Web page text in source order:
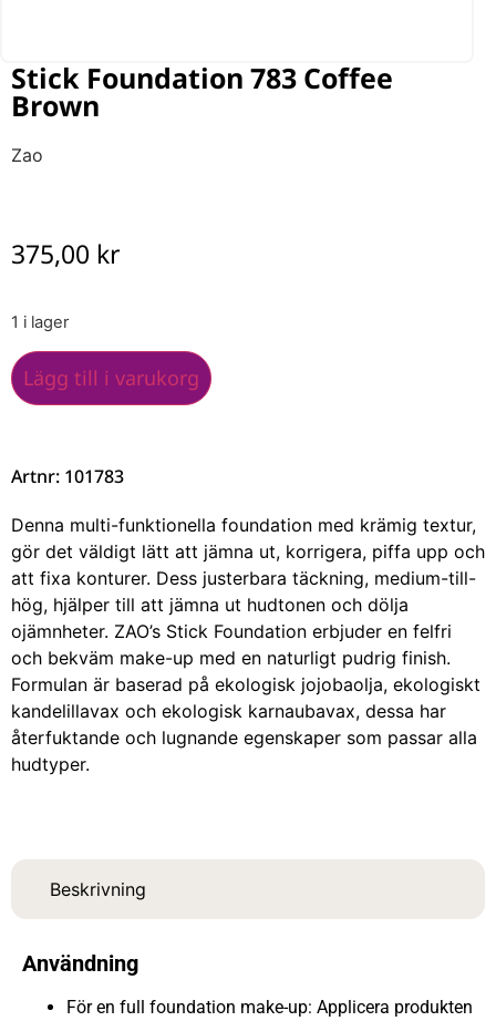
Stick Foundation 783 Coffee
Brown
Zao
375,00 kr
1 i lager
Lägg till i varukorg
Artnr: 101783
Denna multi-funktionella foundation med krämig textur,
gör det väldigt lätt att jämna ut, korrigera, piffa upp och
att fixa konturer. Dess justerbara täckning, medium-till-
hög, hjälper till att jämna ut hudtonen och dölja
ojämnheter. ZAO’s Stick Foundation erbjuder en felfri
och bekväm make-up med en naturligt pudrig finish.
Formulan är baserad på ekologisk jojobaolja, ekologiskt
kandelillavax och ekologisk karnaubavax, dessa har
återfuktande och lugnande egenskaper som passar alla
hudtyper.
Beskrivning
Användning
För en full foundation make-up: Applicera produkten